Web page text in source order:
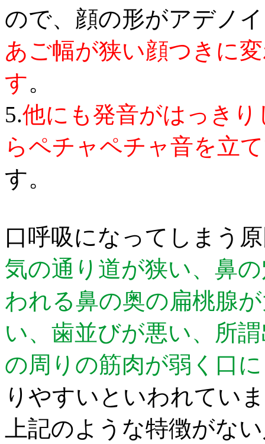
ので、顔の形がアデノ
あご幅が狭い顔つきに
す。
5.他にも発音がはっき
らペチャペチャ音を立
す。
口呼吸になってしまう
気の通り道が狭い、鼻
われる鼻の奥の扁桃腺
い、歯並びが悪い、所
の周りの筋肉が弱く口
りやすいといわれてい
上記のような特徴がな